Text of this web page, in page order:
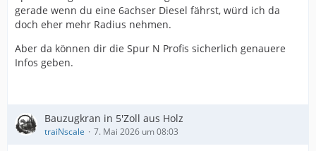
gerade wenn du eine 6achser Diesel fährst, würd ich da
doch eher mehr Radius nehmen.
Aber da können dir die Spur N Profis sicherlich genauere
Infos geben.
Bauzugkran in 5'Zoll aus Holz
traiNscale 7. Mai 2026 um 08:03